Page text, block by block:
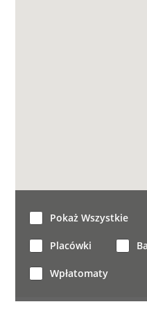
Pokaż Wszystkie
Placówki
Wpłatomaty